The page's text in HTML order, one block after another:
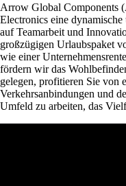
Arrow Global Components
Electronics eine
auf Teamarbeit und
großzügigen Urlaubspaket
wie einer
fördern wir das
gelegen, profitieren Sie von
Verkehrsanbindungen und
Umfeld zu arbeiten, das